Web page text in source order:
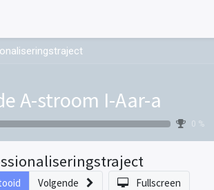
A-stroom I-Aar-a
0 %
Volgende Fullscreen